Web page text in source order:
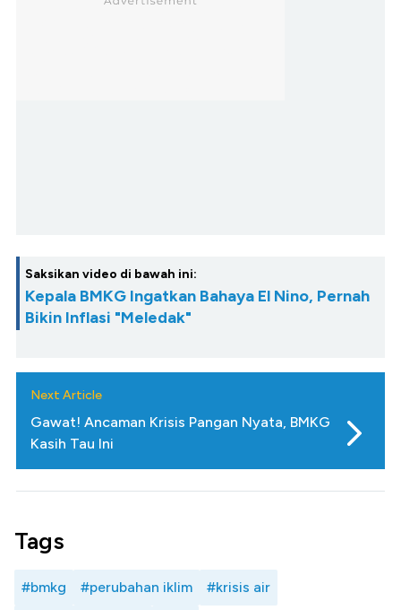
Saksikan video di bawah ini:
Kepala BMKG Ingatkan Bahaya El Nino, Pernah
Bikin Inflasi "Meledak"
Next Article
Gawat! Ancaman Krisis Pangan Nyata, BMKG
Kasih Tau Ini
Tags
#bmkg #perubahan iklim #krisis air